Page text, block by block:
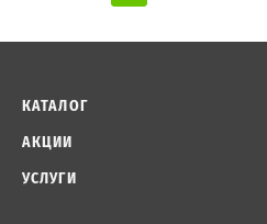
КАТАЛОГ
АКЦИИ
УСЛУГИ